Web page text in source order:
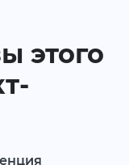
этого